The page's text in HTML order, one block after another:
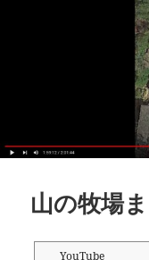
山の牧場
YouTube